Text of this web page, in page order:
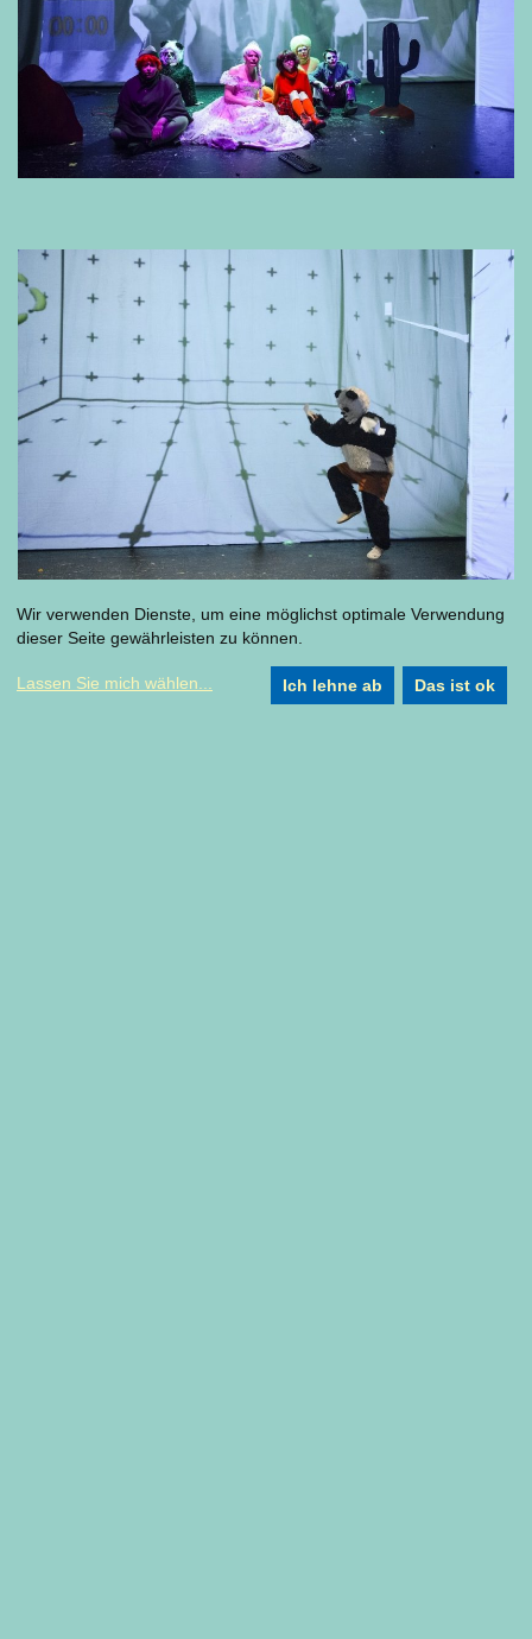
Wir verwenden Dienste, um eine möglichst optimale Verwendung
dieser Seite gewährleisten zu können.
Lassen Sie mich wählen... Ich lehne ab Das ist ok